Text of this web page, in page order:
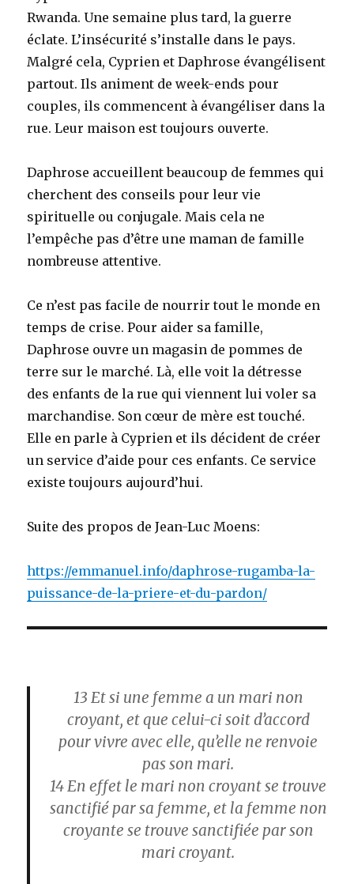
Rwanda. Une semaine plus tard, la guerre
éclate. L’insécurité s’installe dans le pays.
Malgré cela, Cyprien et Daphrose évangélisent
partout. Ils animent de week-ends pour
couples, ils commencent à évangéliser dans la
rue. Leur maison est toujours ouverte.
Daphrose accueillent beaucoup de femmes qui
cherchent des conseils pour leur vie
spirituelle ou conjugale. Mais cela ne
l’empêche pas d’être une maman de famille
nombreuse attentive.
Ce n’est pas facile de nourrir tout le monde en
temps de crise. Pour aider sa famille,
Daphrose ouvre un magasin de pommes de
terre sur le marché. Là, elle voit la détresse
des enfants de la rue qui viennent lui voler sa
marchandise. Son cœur de mère est touché.
Elle en parle à Cyprien et ils décident de créer
un service d’aide pour ces enfants. Ce service
existe toujours aujourd’hui.
Suite des propos de Jean-Luc Moens:
https://emmanuel.info/daphrose-rugamba-la-
puissance-de-la-priere-et-du-pardon/
13 Et si une femme a un mari non
croyant, et que celui-ci soit d’accord
pour vivre avec elle, qu’elle ne renvoie
pas son mari.
14 En effet le mari non croyant se trouve
sanctifié par sa femme, et la femme non
croyante se trouve sanctifiée par son
mari croyant.